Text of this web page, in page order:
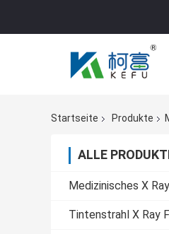
Startseite Produkte
ALLE
Medizinisches X
Tintenstrahl X Ray